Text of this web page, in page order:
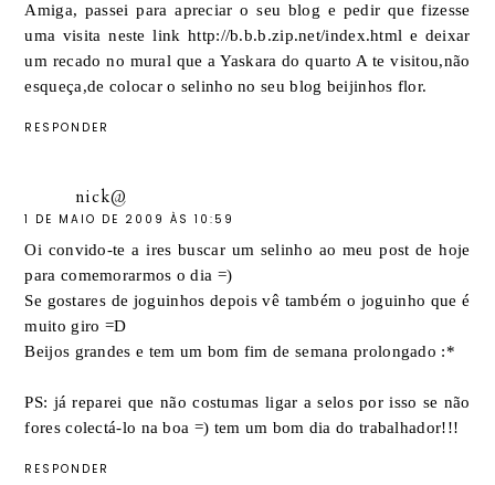
Amiga, passei para apreciar o seu blog e pedir que fizesse
uma visita neste link http://b.b.b.zip.net/index.html e deixar
um recado no mural que a Yaskara do quarto A te visitou,não
esqueça,de colocar o selinho no seu blog beijinhos flor.
RESPONDER
nick@
1 DE MAIO DE 2009 ÀS 10:59
Oi convido-te a ires buscar um selinho ao meu post de hoje
para comemorarmos o dia =)
Se gostares de joguinhos depois vê também o joguinho que é
muito giro =D
Beijos grandes e tem um bom fim de semana prolongado :*
PS: já reparei que não costumas ligar a selos por isso se não
fores colectá-lo na boa =) tem um bom dia do trabalhador!!!
RESPONDER